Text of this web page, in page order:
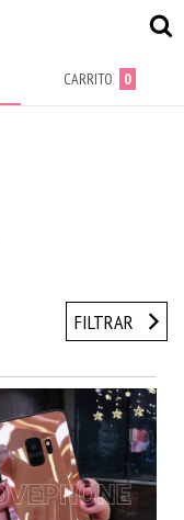
CARRITO 0
FILTRAR